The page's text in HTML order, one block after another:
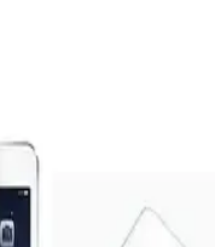
Koruyucu
Watch Series SE 2, 4, 5,
koruyucu, dayanıklı
koruma altına alır.